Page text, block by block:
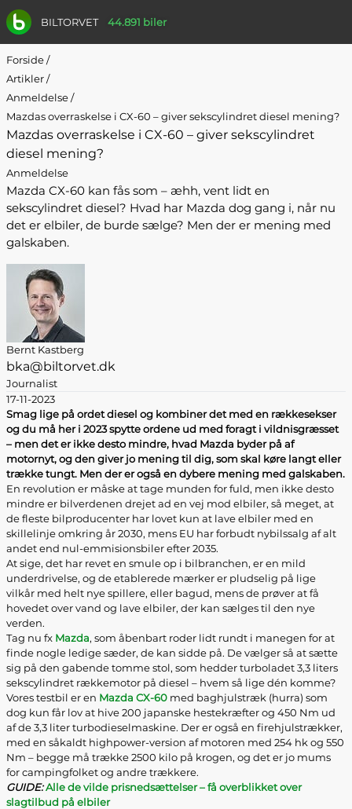
BILTORVET 44.891 biler
Forside/
Artikler/
Anmeldelse/
Mazdas overraskelse i CX-60 – giver sekscylindret diesel mening?
Mazdas overraskelse i CX-60 – giver sekscylindret
diesel mening?
Anmeldelse
Mazda CX-60 kan fås som – æhh, vent lidt en
sekscylindret diesel? Hvad har Mazda dog gang i, når nu
det er elbiler, de burde sælge? Men der er mening med
galskaben.
Bernt Kastberg
bka@biltorvet.dk
Journalist
17-11-2023
Smag lige på ordet diesel og kombiner det med en rækkesekser
og du må her i 2023 spytte ordene ud med foragt i vildnisgræsset
– men det er ikke desto mindre, hvad Mazda byder på af
motornyt, og den giver jo mening til dig, som skal køre langt eller
trække tungt. Men der er også en dybere mening med galskaben.
En revolution er måske at tage munden for fuld, men ikke desto
mindre er bilverdenen drejet ad en vej mod elbiler, så meget, at
de fleste bilproducenter har lovet kun at lave elbiler med en
skillelinje omkring år 2030, mens EU har forbudt nybilssalg af alt
andet end nul-emmisionsbiler efter 2035.
At sige, det har revet en smule op i bilbranchen, er en mild
underdrivelse, og de etablerede mærker er pludselig på lige
vilkår med helt nye spillere, eller bagud, mens de prøver at få
hovedet over vand og lave elbiler, der kan sælges til den nye
verden.
Tag nu fx Mazda, som åbenbart roder lidt rundt i manegen for at
finde nogle ledige sæder, de kan sidde på. De vælger så at sætte
sig på den gabende tomme stol, som hedder turboladet 3,3 liters
sekscylindret rækkemotor på diesel – hvem så lige dén komme?
Vores testbil er en Mazda CX-60 med baghjulstræk (hurra) som
dog kun får lov at hive 200 japanske hestekræfter og 450 Nm ud
af de 3,3 liter turbodieselmaskine. Der er også en firehjulstrækker,
med en såkaldt highpower-version af motoren med 254 hk og 550
Nm – begge må trække 2500 kilo på krogen, og det er jo mums
for campingfolket og andre trækkere.
GUIDE:Alle de vilde prisnedsættelser – få overblikket over
slagtilbud på elbiler